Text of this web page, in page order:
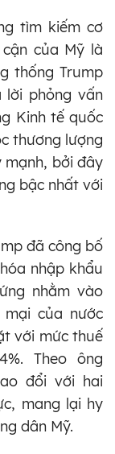
tìm kiếm cơ
của Mỹ là
thống Trump
lời phỏng vấn
Kinh tế quốc
thương lượng
mạnh, bởi đây
bậc nhất với
đã công bố
nhập khẩu
nhằm vào
của nước
với mức thuế
Theo ông
đổi với hai
mang lại hy
dân Mỹ.